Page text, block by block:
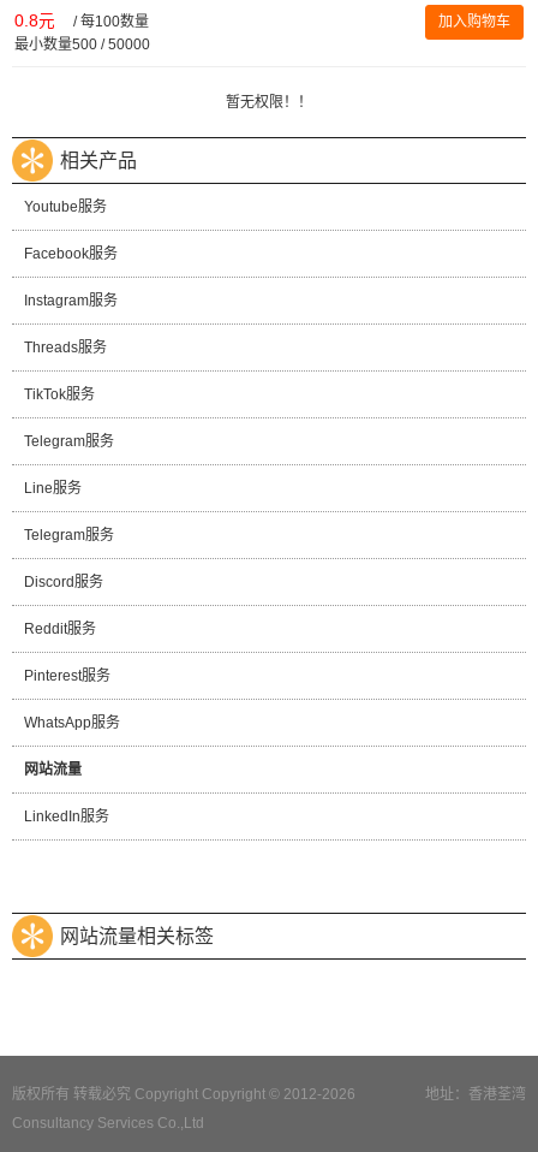
0.8元 /每100数量
最小数量500 / 50000
加入购物车
暂无权限！！
相关产品
Youtube服务
Facebook服务
Instagram服务
Threads服务
TikTok服务
Telegram服务
Line服务
Telegram服务
Discord服务
Reddit服务
Pinterest服务
WhatsApp服务
网站流量
LinkedIn服务
网站流量相关标签
地址：香港荃湾
版权所有 转载必究 Copyright Copyright © 2012-2026
Consultancy Services Co.,Ltd